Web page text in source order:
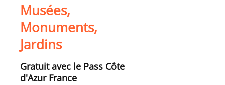
Musées,
Monuments,
Jardins
Gratuit avec le Pass Côte
d'Azur France